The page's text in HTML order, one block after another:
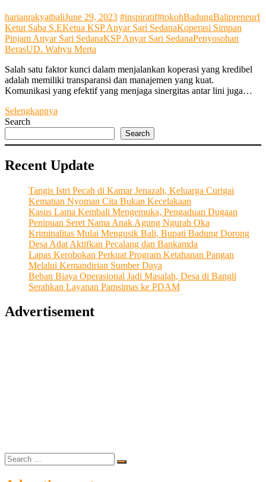
harianrakyatbaliJune 29, 2023 #inspiratif#tokohBadungBalipreneurI
Ketut Saba S.EKetua KSP Anyar Sari SedanaKoperasi Simpan
Pinjam Anyar Sari SedanaKSP Anyar Sari SedanaPenyosohan
BerasUD. Wahyu Merta
Salah satu faktor kunci dalam menjalankan koperasi yang kredibel
adalah memiliki transparansi dan manajemen yang kuat.
Komunikasi yang efektif yang menjaga sinergitas antar lini juga…
Selengkapnya
“KSP
Sari
Sedana”
Terus
Menjalankan
Kinerjanya
Sebagai
Lembaga
Keuangan
Berwatak
Sosial
Search
Search
Recent Update
Tangis Istri Pecah di Kamar Jenazah, Keluarga Curigai
Kematian Nyoman Cita Bukan Kecelakaan
Kasus Lama Kembali Mengemuka, Pengaduan Dugaan
Penipuan Seret Nama Anak Agung Ngurah Oka
Kriminalitas Mulai Mengusik Bali, Bupati Badung Dorong
Desa Adat Aktifkan Pecalang dan Bankamda
Lapas Kerobokan Perkuat Program Ketahanan Pangan
Melalui Kemandirian Sumber Daya
Beban Biaya Operasional Jadi Masalah, Desa di Bangli
Serahkan Layanan Pamsimas ke PDAM
Advertisement
Search
…